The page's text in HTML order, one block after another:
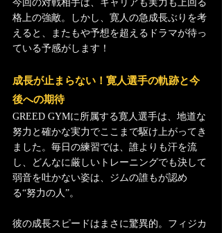
今回の対戦相手は、キャリアも実力も上回る
格上の強敵。しかし、寛人の急成長ぶりを考
えると、またもや予想を超えるドラマが待っ
ている予感がします！
成長が止まらない！寛人選手の軌跡と今
後への期待
GREED GYMに所属する寛人選手は、地道な
努力と確かな実力でここまで駆け上がってき
ました。毎日の練習では、誰よりも汗を流
し、どんなに厳しいトレーニングでも決して
弱音を吐かない姿は、ジムの誰もが認め
る“努力の人”。
彼の成長スピードはまさに驚異的。フィジカ